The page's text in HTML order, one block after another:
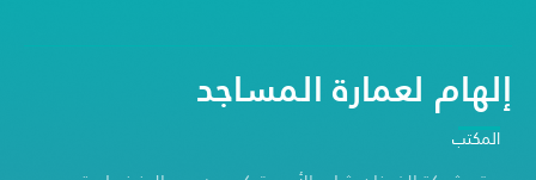
إلهام لعمارة المساجد
المكتب